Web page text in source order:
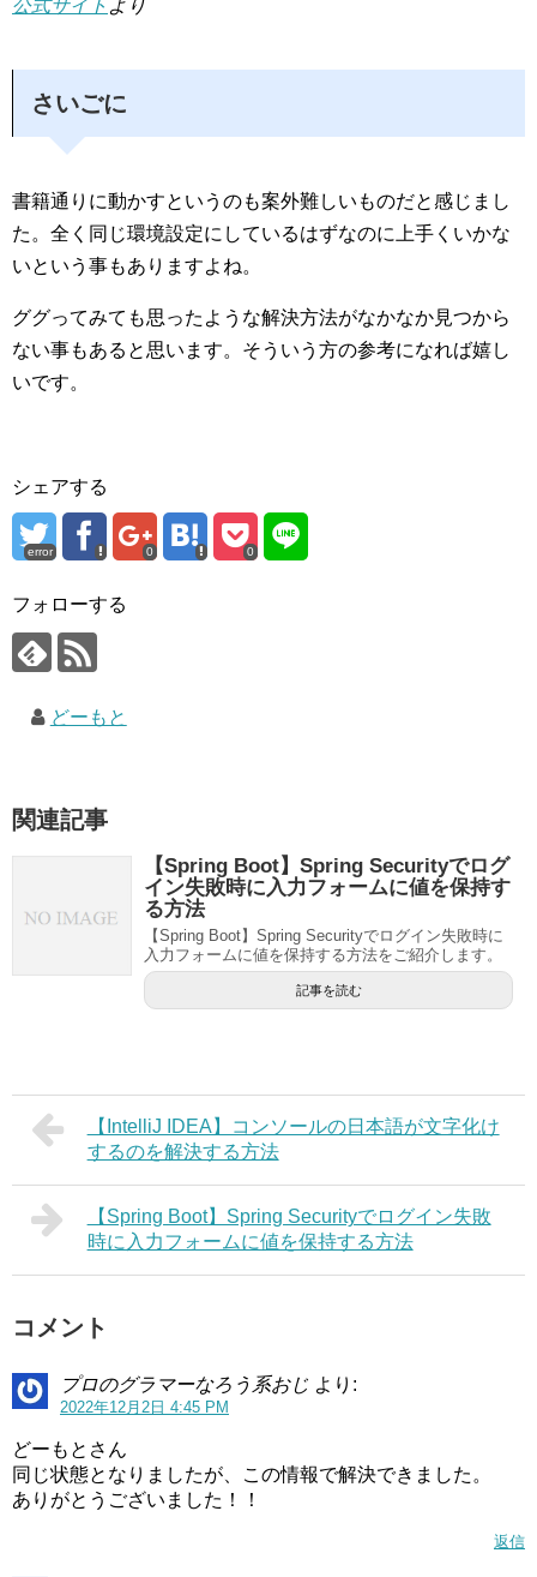
公式サイト より
さいごに
書籍通りに動かすというのも案外難しいものだと感じまし
た。全く同じ環境設定にしているはずなのに上手くいかな
いという事もありますよね。
ググってみても思ったような解決方法がなかなか見つから
ない事もあると思います。そういう方の参考になれば嬉し
いです。
シェアする
error 0 0
フォローする
どーもと
関連記事
【Spring Boot】Spring Securityでログ
イン失敗時に入力フォームに値を保持す
る方法
【Spring Boot】Spring Securityでログイン失敗時に
入力フォームに値を保持する方法をご紹介します。
記事を読む
【IntelliJ IDEA】コンソールの日本語が文字化け
するのを解決する方法
【Spring Boot】Spring Securityでログイン失敗
時に入力フォームに値を保持する方法
コメント
プロのグラマーなろう系おじ より:
2022年12月2日 4:45 PM
どーもとさん
同じ状態となりましたが、この情報で解決できました。
ありがとうございました！！
返信